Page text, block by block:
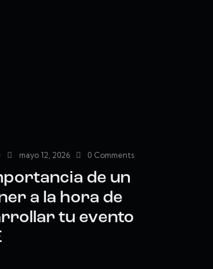
mayo 12, 2026 0 Comments
de un
a la hora de
tu evento